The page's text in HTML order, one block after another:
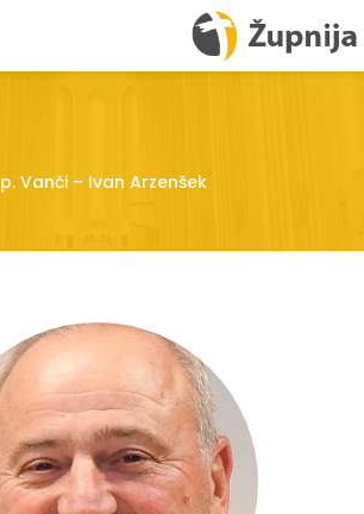
p. Vanči – Ivan Arzenšek